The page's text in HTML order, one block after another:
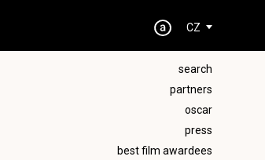
CZ
search
partners
oscar
press
best film awardees